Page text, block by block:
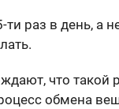
раз в день, а
что такой
обмена